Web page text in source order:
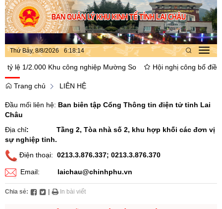
Thứ Bảy, 8/8/2026 6:18:15
1/2.000 Khu công nghiệp Mường So Hội nghị công bố điều
Trang chủ LIÊN HỆ
Đầu mối liên hệ: Ban biên tập Cổng Thông tin điện tử tỉnh Lai
Châu
Địa chỉ: Tầng 2, Tòa nhà số 2, khu hợp khối các đơn vị
sự nghiệp tỉnh.
Điện thoại: 0213.3.876.337; 0213.3.876.370
Email: laichau@chinhphu.vn
Chia sẻ: In bài viết